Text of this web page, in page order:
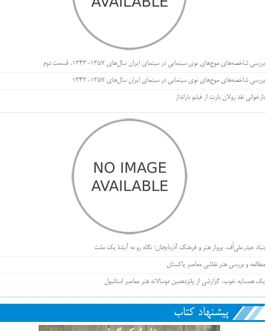
بررسی شاخصه‌های موج‌های نوی سینمایی در سینمای ایران سال‌های 1357-1343، قسمت دوم
بررسی شاخصه‌های موج‌های نوی سینمایی در سینمای ایران سال‌های 1357-1343
بازخوانی نقد رولان بارت از فیلم بارانداز
بنیاد حیدرعلی‌اُف، پرواز هنر و فرهنگ آذربایجان؛ نگاه رو به آیندۀ یک ملت
مطالعه و بررسی هنر نقاشی معاصر پاکستان
یک همسایه خوب، گزارشی از پانزدهمین دوسالانه هنر معاصر استانبول
پیشنهاد کتاب